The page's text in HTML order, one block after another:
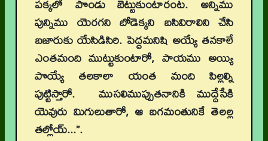
పక్కలో పొండు బెట్టుకుంటారంట. అన్నిము
పున్నిము యెరగని బోడెక్కని బసివిరాలిని చేసి
బజారుకు యేసిడిసిరి. పెద్దమనిషి అయ్యే తనకాలే
ఎంతమంది ముట్టుకుంటారో, పాయము అయ్యి
పొయ్యే తలకాలా యంత మంది పిల్లల్ని
పుట్టిస్తారో. ముసలిముప్పుతనానికి ముద్దేసేకి
యెవురు మిగులుతారో, ఆ బగమంతునికే తెలల్ల
తల్లోయ్...”.